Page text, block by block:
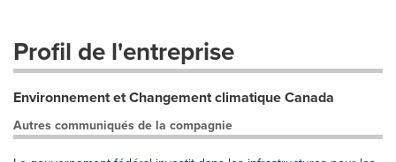
Profil de l'entreprise
Environnement et Changement climatique Canada
Autres communiqués de la compagnie